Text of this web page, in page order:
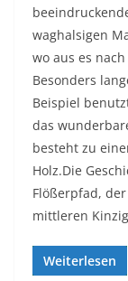
waghalsigen
wo aus es
Besonders
Beispiel
das
besteht zu
Holz.Die
Flößerpfad,
mittleren
Weiterlesen